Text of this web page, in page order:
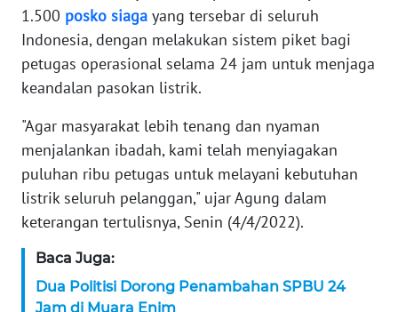
1.500 posko siaga yang tersebar di seluruh
Indonesia, dengan melakukan sistem piket bagi
petugas operasional selama 24 jam untuk menjaga
keandalan pasokan listrik.
"Agar masyarakat lebih tenang dan nyaman
menjalankan ibadah, kami telah menyiagakan
puluhan ribu petugas untuk melayani kebutuhan
listrik seluruh pelanggan," ujar Agung dalam
keterangan tertulisnya, Senin (4/4/2022).
Baca Juga:
Dua Politisi Dorong Penambahan SPBU 24
Jam di Muara Enim
WN
BANTEN
WN
WN
KEPRI
WN
WN
PAPUA